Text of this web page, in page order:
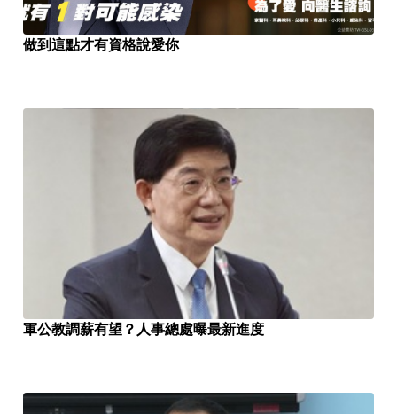
做到這點才有資格說愛你
軍公教調薪有望？人事總處曝最新進度